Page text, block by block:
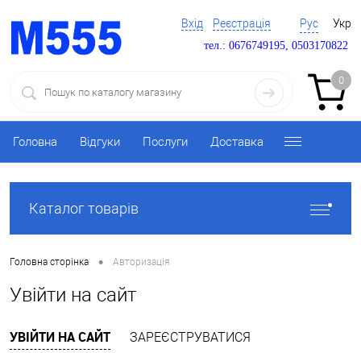
Вхід Реєстрація Рус Укр
тел.: 0676749195, 0503170822
0
Головна Відгуки Послуги Доставка
Каталог товарів
Головна сторінка • Авторизація
Увійти на сайт
УВІЙТИ НА САЙТ ЗАРЕЄСТРУВАТИСЯ